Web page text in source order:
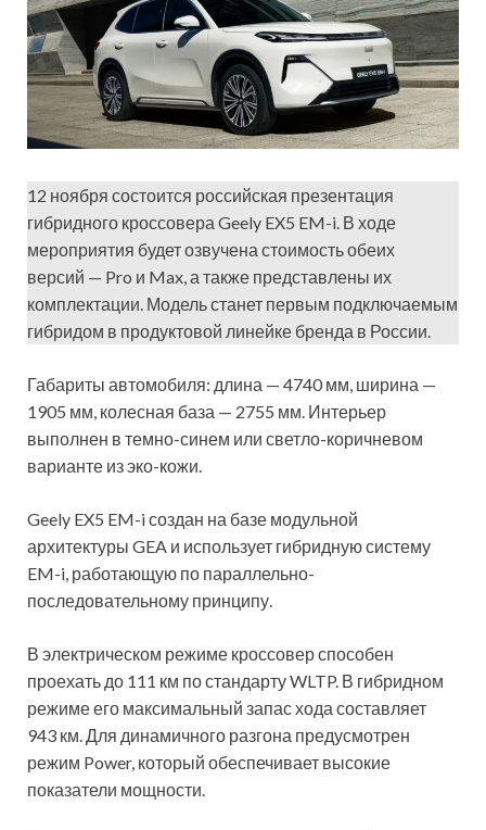
12 ноября состоится российская презентация
гибридного кроссовера Geely EX5 EM-i. В ходе
мероприятия будет озвучена стоимость обеих
версий — Pro и Max, а также представлены их
комплектации. Модель станет первым подключаемым
гибридом в продуктовой линейке бренда в России.
Габариты автомобиля: длина — 4740 мм, ширина —
1905 мм, колесная база — 2755 мм. Интерьер
выполнен в темно-синем или светло-коричневом
варианте из эко-кожи.
Geely EX5 EM-i создан на базе модульной
архитектуры GEA и использует гибридную систему
EM-i, работающую по параллельно-
последовательному принципу.
В электрическом режиме кроссовер способен
проехать до 111 км по стандарту WLTP. В гибридном
режиме его максимальный запас хода составляет
943 км. Для динамичного разгона предусмотрен
режим Power, который обеспечивает высокие
показатели мощности.